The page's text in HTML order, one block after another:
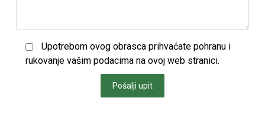
Upotrebom ovog obrasca prihvaćate pohranu i
rukovanje vašim podacima na ovoj web stranici.
Pošalji upit